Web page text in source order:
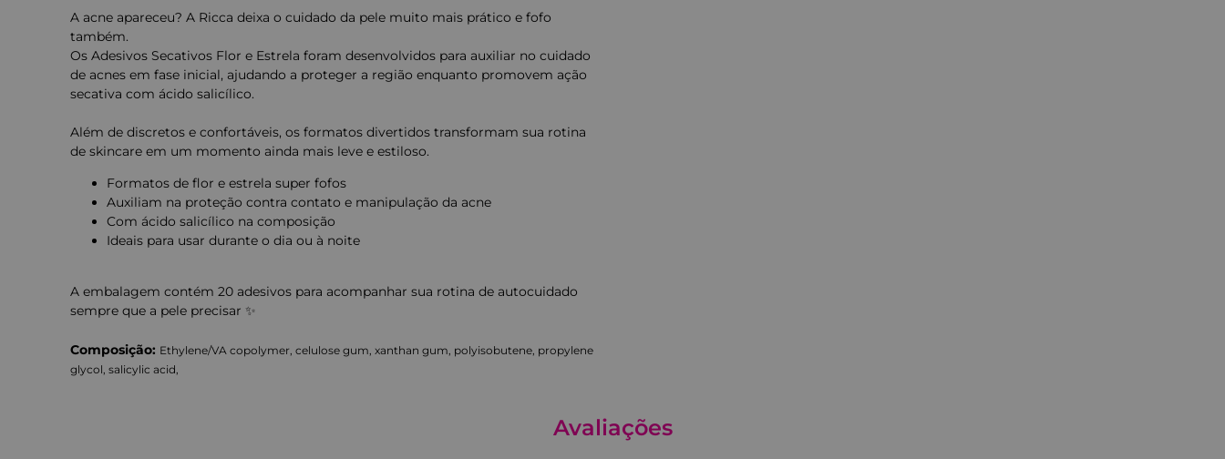
A acne apareceu? A Ricca deixa o cuidado da pele muito mais prático e fofo
também.
Os Adesivos Secativos Flor e Estrela foram desenvolvidos para auxiliar no cuidado
de acnes em fase inicial, ajudando a proteger a região enquanto promovem ação
secativa com ácido salicílico.
Além de discretos e confortáveis, os formatos divertidos transformam sua rotina
de skincare em um momento ainda mais leve e estiloso.
Formatos de flor e estrela super fofos
Auxiliam na proteção contra contato e manipulação da acne
Com ácido salicílico na composição
Ideais para usar durante o dia ou à noite
A embalagem contém 20 adesivos para acompanhar sua rotina de autocuidado
sempre que a pele precisar ✨
Composição: Ethylene/VA copolymer, celulose gum, xanthan gum, polyisobutene, propylene
glycol, salicylic acid,
Avaliações